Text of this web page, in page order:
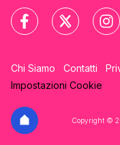
Chi Siamo Contatti
Impostazioni Cookie
Copyright ©